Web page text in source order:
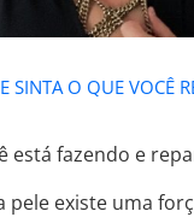
SINTA O QUE VOCÊ
está fazendo e
pele existe uma